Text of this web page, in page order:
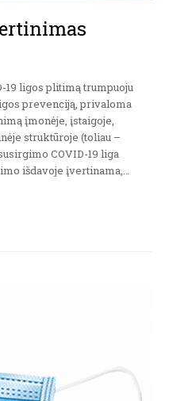
19 ligos plitimą trumpuoju
prevenciją, privaloma
įmonėje, įstaigoje,
struktūroje (toliau –
COVID-19 liga
išdavoje įvertinama,…